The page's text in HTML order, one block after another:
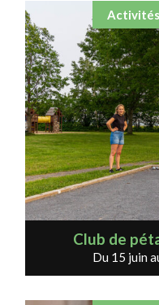
Club de
Du 15 juin